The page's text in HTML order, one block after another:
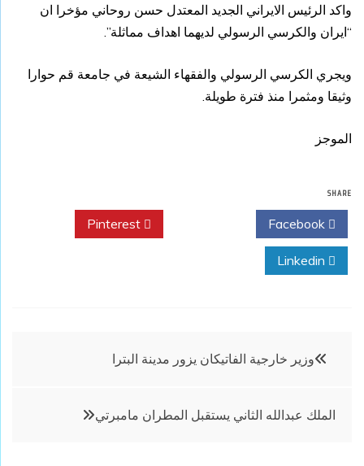
واكد الرئيس الايراني الجديد المعتدل حسن روحاني مؤخرا ان
“ايران والكرسي الرسولي لديهما اهداف مماثلة”.
ويجري الكرسي الرسولي والفقهاء الشيعة في جامعة قم حوارا
وثيقا ومثمرا منذ فترة طويلة.
الموجز
SHARE
تصفّحوزير خارجية الفاتيكان يزور مدينة البترا
الملك عبدالله الثاني يستقبل المطران مامبرتي